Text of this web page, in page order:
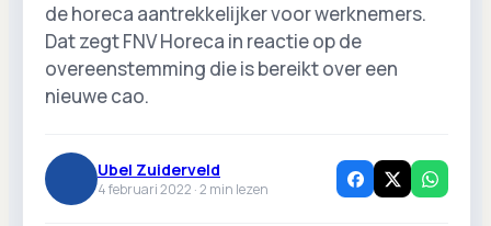
de horeca aantrekkelijker voor werknemers.
Dat zegt FNV Horeca in reactie op de
overeenstemming die is bereikt over een
nieuwe cao.
Ubel Zuiderveld
4 februari 2022 ·2 min lezen